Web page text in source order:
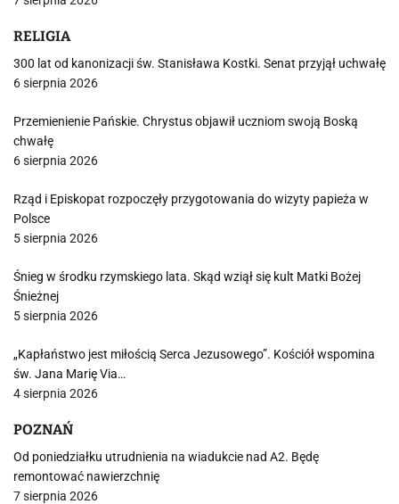
RELIGIA
300 lat od kanonizacji św. Stanisława Kostki. Senat przyjął uchwałę
6 sierpnia 2026
Przemienienie Pańskie. Chrystus objawił uczniom swoją Boską
chwałę
6 sierpnia 2026
Rząd i Episkopat rozpoczęły przygotowania do wizyty papieża w
Polsce
5 sierpnia 2026
Śnieg w środku rzymskiego lata. Skąd wziął się kult Matki Bożej
Śnieżnej
5 sierpnia 2026
„Kapłaństwo jest miłością Serca Jezusowego”. Kościół wspomina
św. Jana Marię Via…
4 sierpnia 2026
POZNAŃ
Od poniedziałku utrudnienia na wiadukcie nad A2. Będę
remontować nawierzchnię
7 sierpnia 2026